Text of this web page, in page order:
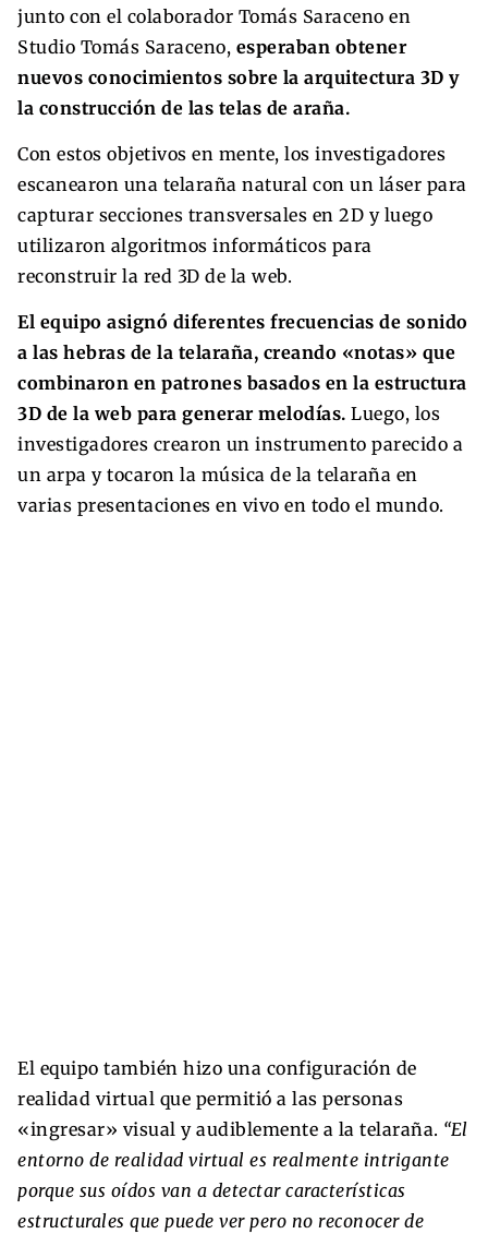
junto con el colaborador Tomás Saraceno en
Studio Tomás Saraceno, esperaban obtener
nuevos conocimientos sobre la arquitectura 3D y
la construcción de las telas de araña.
Con estos objetivos en mente, los investigadores
escanearon una telaraña natural con un láser para
capturar secciones transversales en 2D y luego
utilizaron algoritmos informáticos para
reconstruir la red 3D de la web.
El equipo asignó diferentes frecuencias de sonido
a las hebras de la telaraña, creando «notas» que
combinaron en patrones basados ​​en la estructura
3D de la web para generar melodías. Luego, los
investigadores crearon un instrumento parecido a
un arpa y tocaron la música de la telaraña en
varias presentaciones en vivo en todo el mundo.
El equipo también hizo una configuración de
realidad virtual que permitió a las personas
«ingresar» visual y audiblemente a la telaraña. “El
entorno de realidad virtual es realmente intrigante
porque sus oídos van a detectar características
estructurales que puede ver pero no reconocer de